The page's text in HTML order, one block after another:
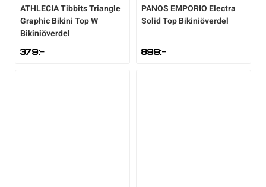
ATHLECIATibbits Triangle
Graphic Bikini Top W
Bikiniöverdel
379:-
PANOS EMPORIO Electra
Solid Top Bikiniöverdel
899:-